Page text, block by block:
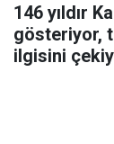
146 yıldır
gösteriyor,
ilgisini